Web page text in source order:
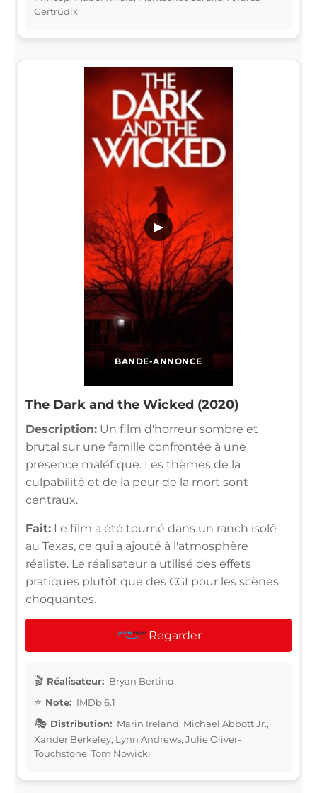
Gertrúdix
BANDE-ANNONCE
▶
The Dark and the Wicked (2020)
Description: Un film d'horreur sombre et
brutal sur une famille confrontée à une
présence maléfique. Les thèmes de la
culpabilité et de la peur de la mort sont
centraux.
Fait: Le film a été tourné dans un ranch isolé
au Texas, ce qui a ajouté à l'atmosphère
réaliste. Le réalisateur a utilisé des effets
pratiques plutôt que des CGI pour les scènes
choquantes.
Regarder
Réalisateur: Bryan Bertino
Note: IMDb 6.1
Distribution: Marin Ireland, Michael Abbott Jr.,
Xander Berkeley, Lynn Andrews, Julie Oliver-
Touchstone, Tom Nowicki